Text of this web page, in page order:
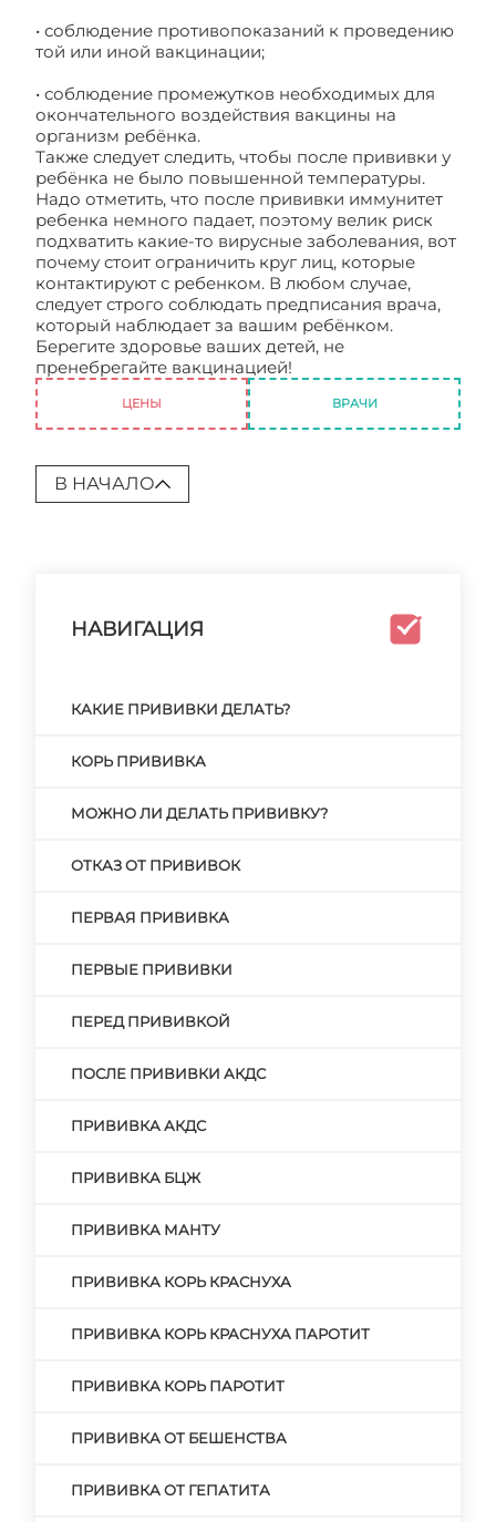
• соблюдение противопоказаний к проведению
той или иной вакцинации;
• соблюдение промежутков необходимых для
окончательного воздействия вакцины на
организм ребёнка.
Также следует следить, чтобы после прививки у
ребёнка не было повышенной температуры.
Надо отметить, что после прививки иммунитет
ребенка немного падает, поэтому велик риск
подхватить какие-то вирусные заболевания, вот
почему стоит ограничить круг лиц, которые
контактируют с ребенком. В любом случае,
следует строго соблюдать предписания врача,
который наблюдает за вашим ребёнком.
Берегите здоровье ваших детей, не
пренебрегайте вакцинацией!
ЦЕНЫ ВРАЧИ
В НАЧАЛО
НАВИГАЦИЯ
КАКИЕ ПРИВИВКИ ДЕЛАТЬ?
КОРЬ ПРИВИВКА
МОЖНО ЛИ ДЕЛАТЬ ПРИВИВКУ?
ОТКАЗ ОТ ПРИВИВОК
ПЕРВАЯ ПРИВИВКА
ПЕРВЫЕ ПРИВИВКИ
ПЕРЕД ПРИВИВКОЙ
ПОСЛЕ ПРИВИВКИ АКДС
ПРИВИВКА АКДС
ПРИВИВКА БЦЖ
ПРИВИВКА МАНТУ
ПРИВИВКА КОРЬ КРАСНУХА
ПРИВИВКА КОРЬ КРАСНУХА ПАРОТИТ
ПРИВИВКА КОРЬ ПАРОТИТ
ПРИВИВКА ОТ БЕШЕНСТВА
ПРИВИВКА ОТ ГЕПАТИТА